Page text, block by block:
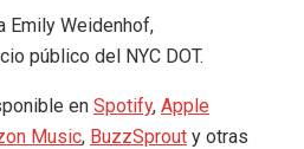
Emily Weidenhof,
público del NYC DOT.
en Spotify, Apple
Music, BuzzSprout y otras